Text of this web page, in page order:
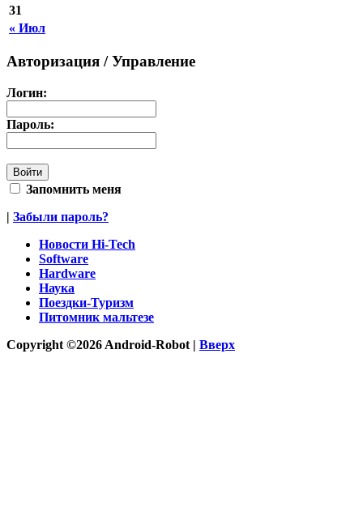
« Июл
31
Авторизация / Управление
Логин:
Пароль:
Запомнить меня
| Забыли пароль?
Новости Hi-Tech
Software
Hardware
Наука
Поездки-Туризм
Питомник мальтезе
Copyright ©2026 Android-Robot | Вверх